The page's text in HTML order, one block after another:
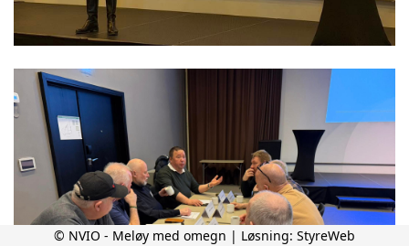
© NVIO - Meløy med omegn | Løsning: StyreWeb